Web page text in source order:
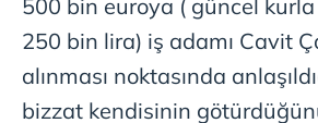
500 bin euroya ( güncel
250 bin lira) iş adamı Cavit
alınması noktasında
bizzat kendisinin